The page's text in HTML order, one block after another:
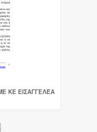
ΚΕ ΕΙΣΑΓΓΕΛΈΑ